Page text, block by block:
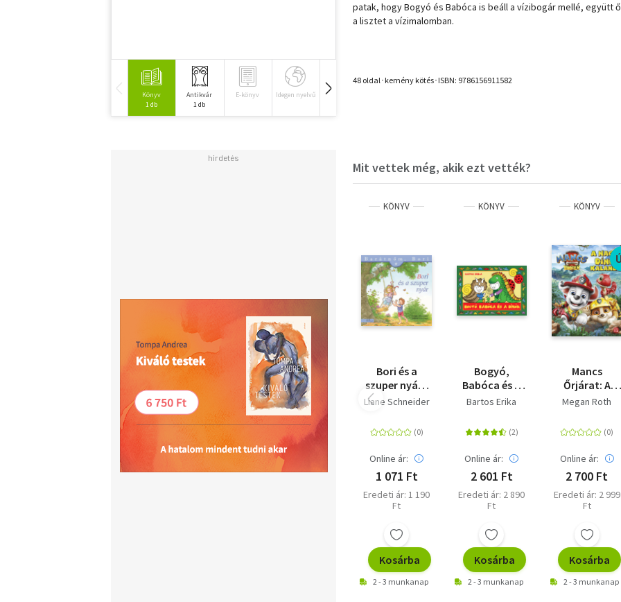
Könyv
1 db
Antikvár
1 db
E-könyv Idegen nyelvű Hangoskönyv
patak, hogy Bogyó és Babóca is beáll a vízibogár mellé, együtt
a lisztet a vízimalomban.
48 oldal･kemény kötés･ISBN: 9786156911582
Mit vettek még, akik ezt vették?
KÖNYV
Bori és a
szuper nyár -
Barátnőm,
Liane Schneider
Online ár:
1 071 Ft
Eredeti ár: 1 190
Ft
Kosárba
2 - 3 munkanap
KÖNYV
Bogyó,
Babóca és a
Dínók
Bartos Erika
Online ár:
2 601 Ft
Eredeti ár: 2 890
Ft
Kosárba
2 - 3 munkanap
KÖNYV
Mancs
Őrjárat: A
dinófilm - A
kaland -
Mesekönyv a
mozifilm
Megan Roth
Online ár:
2 700 Ft
Eredeti ár: 2 999
Ft
Kosárba
2 - 3 munkanap